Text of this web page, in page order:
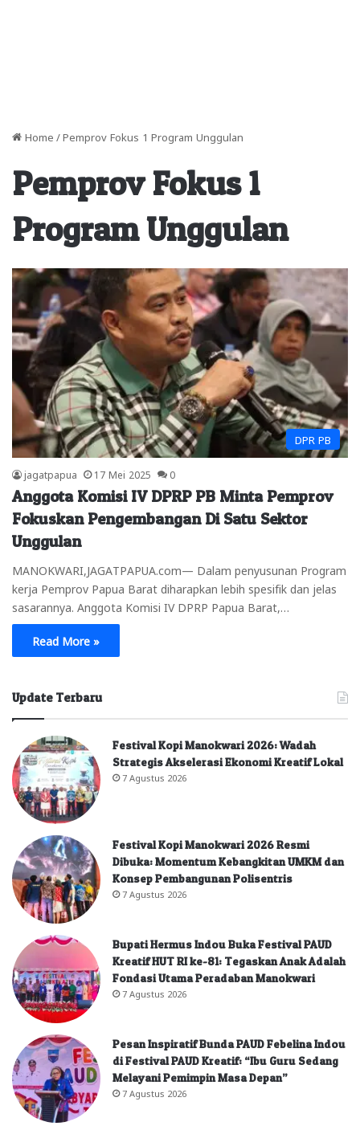
Home / Pemprov Fokus 1 Program Unggulan
Pemprov Fokus 1
Program Unggulan
DPR PB
jagatpapua 17 Mei 2025 0
Anggota Komisi IV DPRP PB Minta Pemprov
Fokuskan Pengembangan Di Satu Sektor
Unggulan
MANOKWARI,JAGATPAPUA.com— Dalam penyusunan Program
kerja Pemprov Papua Barat diharapkan lebih spesifik dan jelas
sasarannya. Anggota Komisi IV DPRP Papua Barat,…
Read More »
Update Terbaru
Festival Kopi Manokwari 2026: Wadah
Strategis Akselerasi Ekonomi Kreatif Lokal
7 Agustus 2026
Festival Kopi Manokwari 2026 Resmi
Dibuka: Momentum Kebangkitan UMKM dan
Konsep Pembangunan Polisentris
7 Agustus 2026
Bupati Hermus Indou Buka Festival PAUD
Kreatif HUT RI ke-81: Tegaskan Anak Adalah
Fondasi Utama Peradaban Manokwari
7 Agustus 2026
Pesan Inspiratif Bunda PAUD Febelina Indou
di Festival PAUD Kreatif: “Ibu Guru Sedang
Melayani Pemimpin Masa Depan”
7 Agustus 2026